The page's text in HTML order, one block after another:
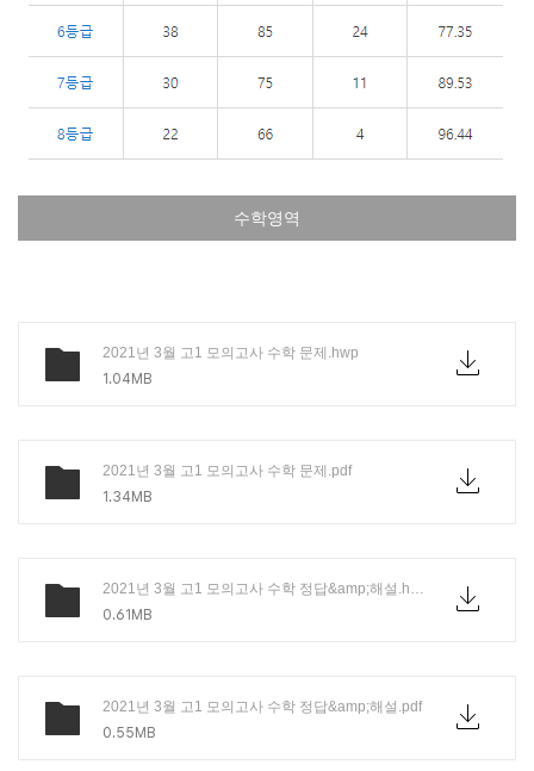
수학영역
2021년 3월 고1 모의고사 수학 문제.hwp
1.04MB
2021년 3월 고1 모의고사 수학 문제.pdf
1.34MB
2021년 3월 고1 모의고사 수학 정답&amp;해설.hwp
0.61MB
2021년 3월 고1 모의고사 수학 정답&amp;해설.pdf
0.55MB